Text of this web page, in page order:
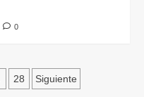
0
28 Siguiente